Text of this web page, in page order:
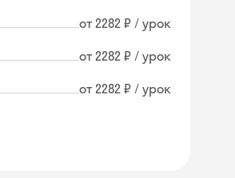
от 2282 ₽ / урок
от 2282 ₽ / урок
от 2282 ₽ / урок